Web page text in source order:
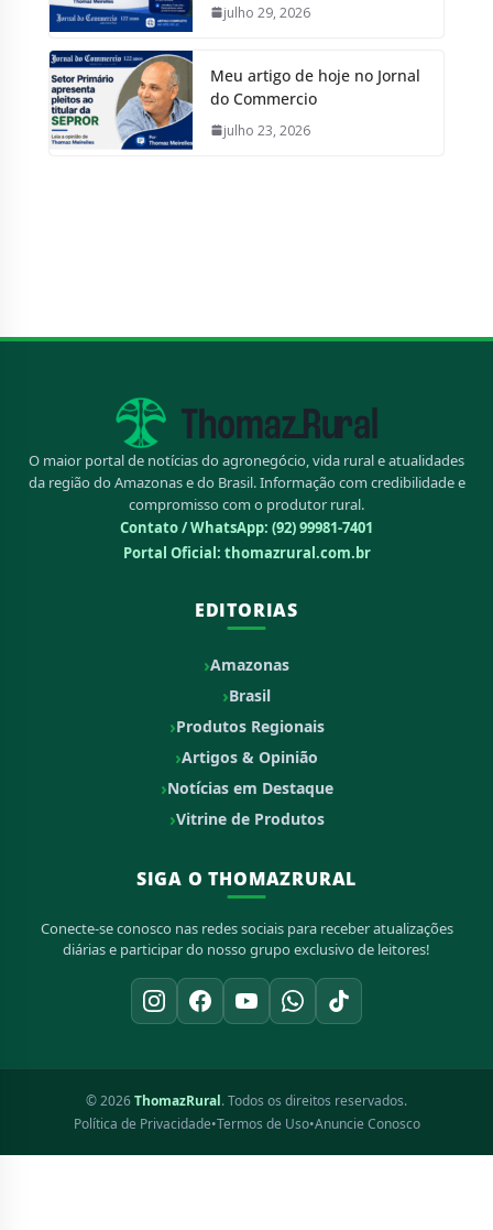
julho 29, 2026
Meu artigo de hoje no Jornal
do Commercio
julho 23, 2026
O maior portal de notícias do agronegócio, vida rural e atualidades
da região do Amazonas e do Brasil. Informação com credibilidade e
compromisso com o produtor rural.
Contato / WhatsApp: (92) 99981-7401
Portal Oficial: thomazrural.com.br
EDITORIAS
Amazonas
Brasil
Produtos Regionais
Artigos & Opinião
Notícias em Destaque
Vitrine de Produtos
SIGA O THOMAZRURAL
Conecte-se conosco nas redes sociais para receber atualizações
diárias e participar do nosso grupo exclusivo de leitores!
© 2026ThomazRural. Todos os direitos reservados.
Política de Privacidade•Termos de Uso•Anuncie Conosco